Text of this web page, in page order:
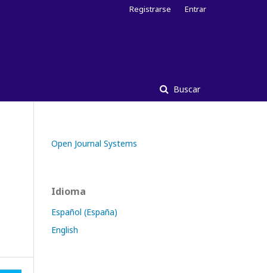
Buscar
Registrarse Entrar
Open Journal Systems
Idioma
Español (España)
English